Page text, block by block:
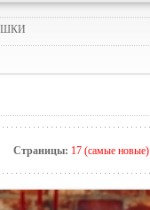
Страницы: 17 (самые новые)